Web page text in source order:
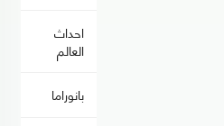
احداث
العالم
بانوراما